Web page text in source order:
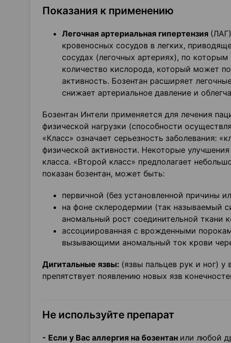
Показания к применению
Легочная артериальная гипертензия
кровеносных сосудов в легких,
сосудах (легочных артериях), по
количество кислорода, который может
активность. Бозентан расширяет
снижает артериальное давление и
Бозентан Интели применяется для лечения
физической нагрузки (способности
«Класс» означает серьезность заболевания:
физической активности. Некоторые
класса. «Второй класс» предполагает
показан бозентан, может быть:
первичной (без установленной причины
на фоне склеродермии (так называемый
аномальный рост соединительной ткани
ассоциированная с врожденными
вызывающими аномальный ток крови
Дигитальные язвы: (язвы пальцев рук и ног) у
препятствует появлению новых язв
Не используйте препарат
- Если у Вас аллергия на бозентан или любой